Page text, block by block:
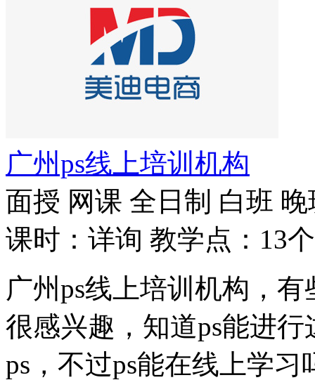
广州ps线上培训机构
面授 网课 全日制 白班 晚
课时：详询 教学点：13个
广州ps线上培训机构，
很感兴趣，知道ps能进
ps，不过ps能在线上学